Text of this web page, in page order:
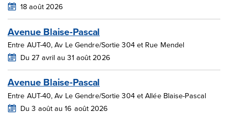
18 août 2026
Avenue Blaise-Pascal
Entre AUT-40, Av Le Gendre/Sortie 304 et Rue Mendel
Du 27 avril au 31 août 2026
Avenue Blaise-Pascal
Entre AUT-40, Av Le Gendre/Sortie 304 et Allée Blaise-Pascal
Du 3 août au 16 août 2026